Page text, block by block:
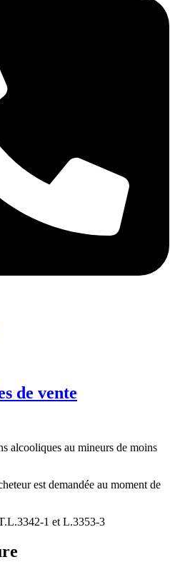
de vente
alcooliques au mineurs de moins
est demandée au moment de
1 et L.3353-3